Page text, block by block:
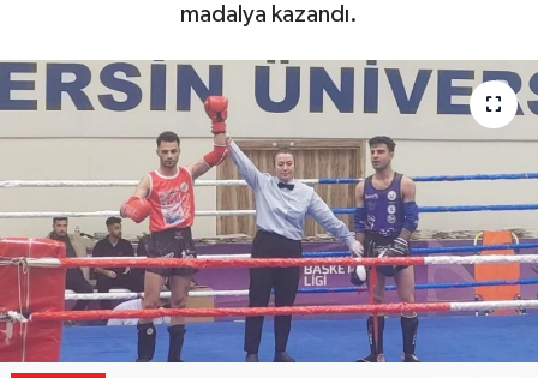
madalya kazandı.
Gündem
Spor
Turizm